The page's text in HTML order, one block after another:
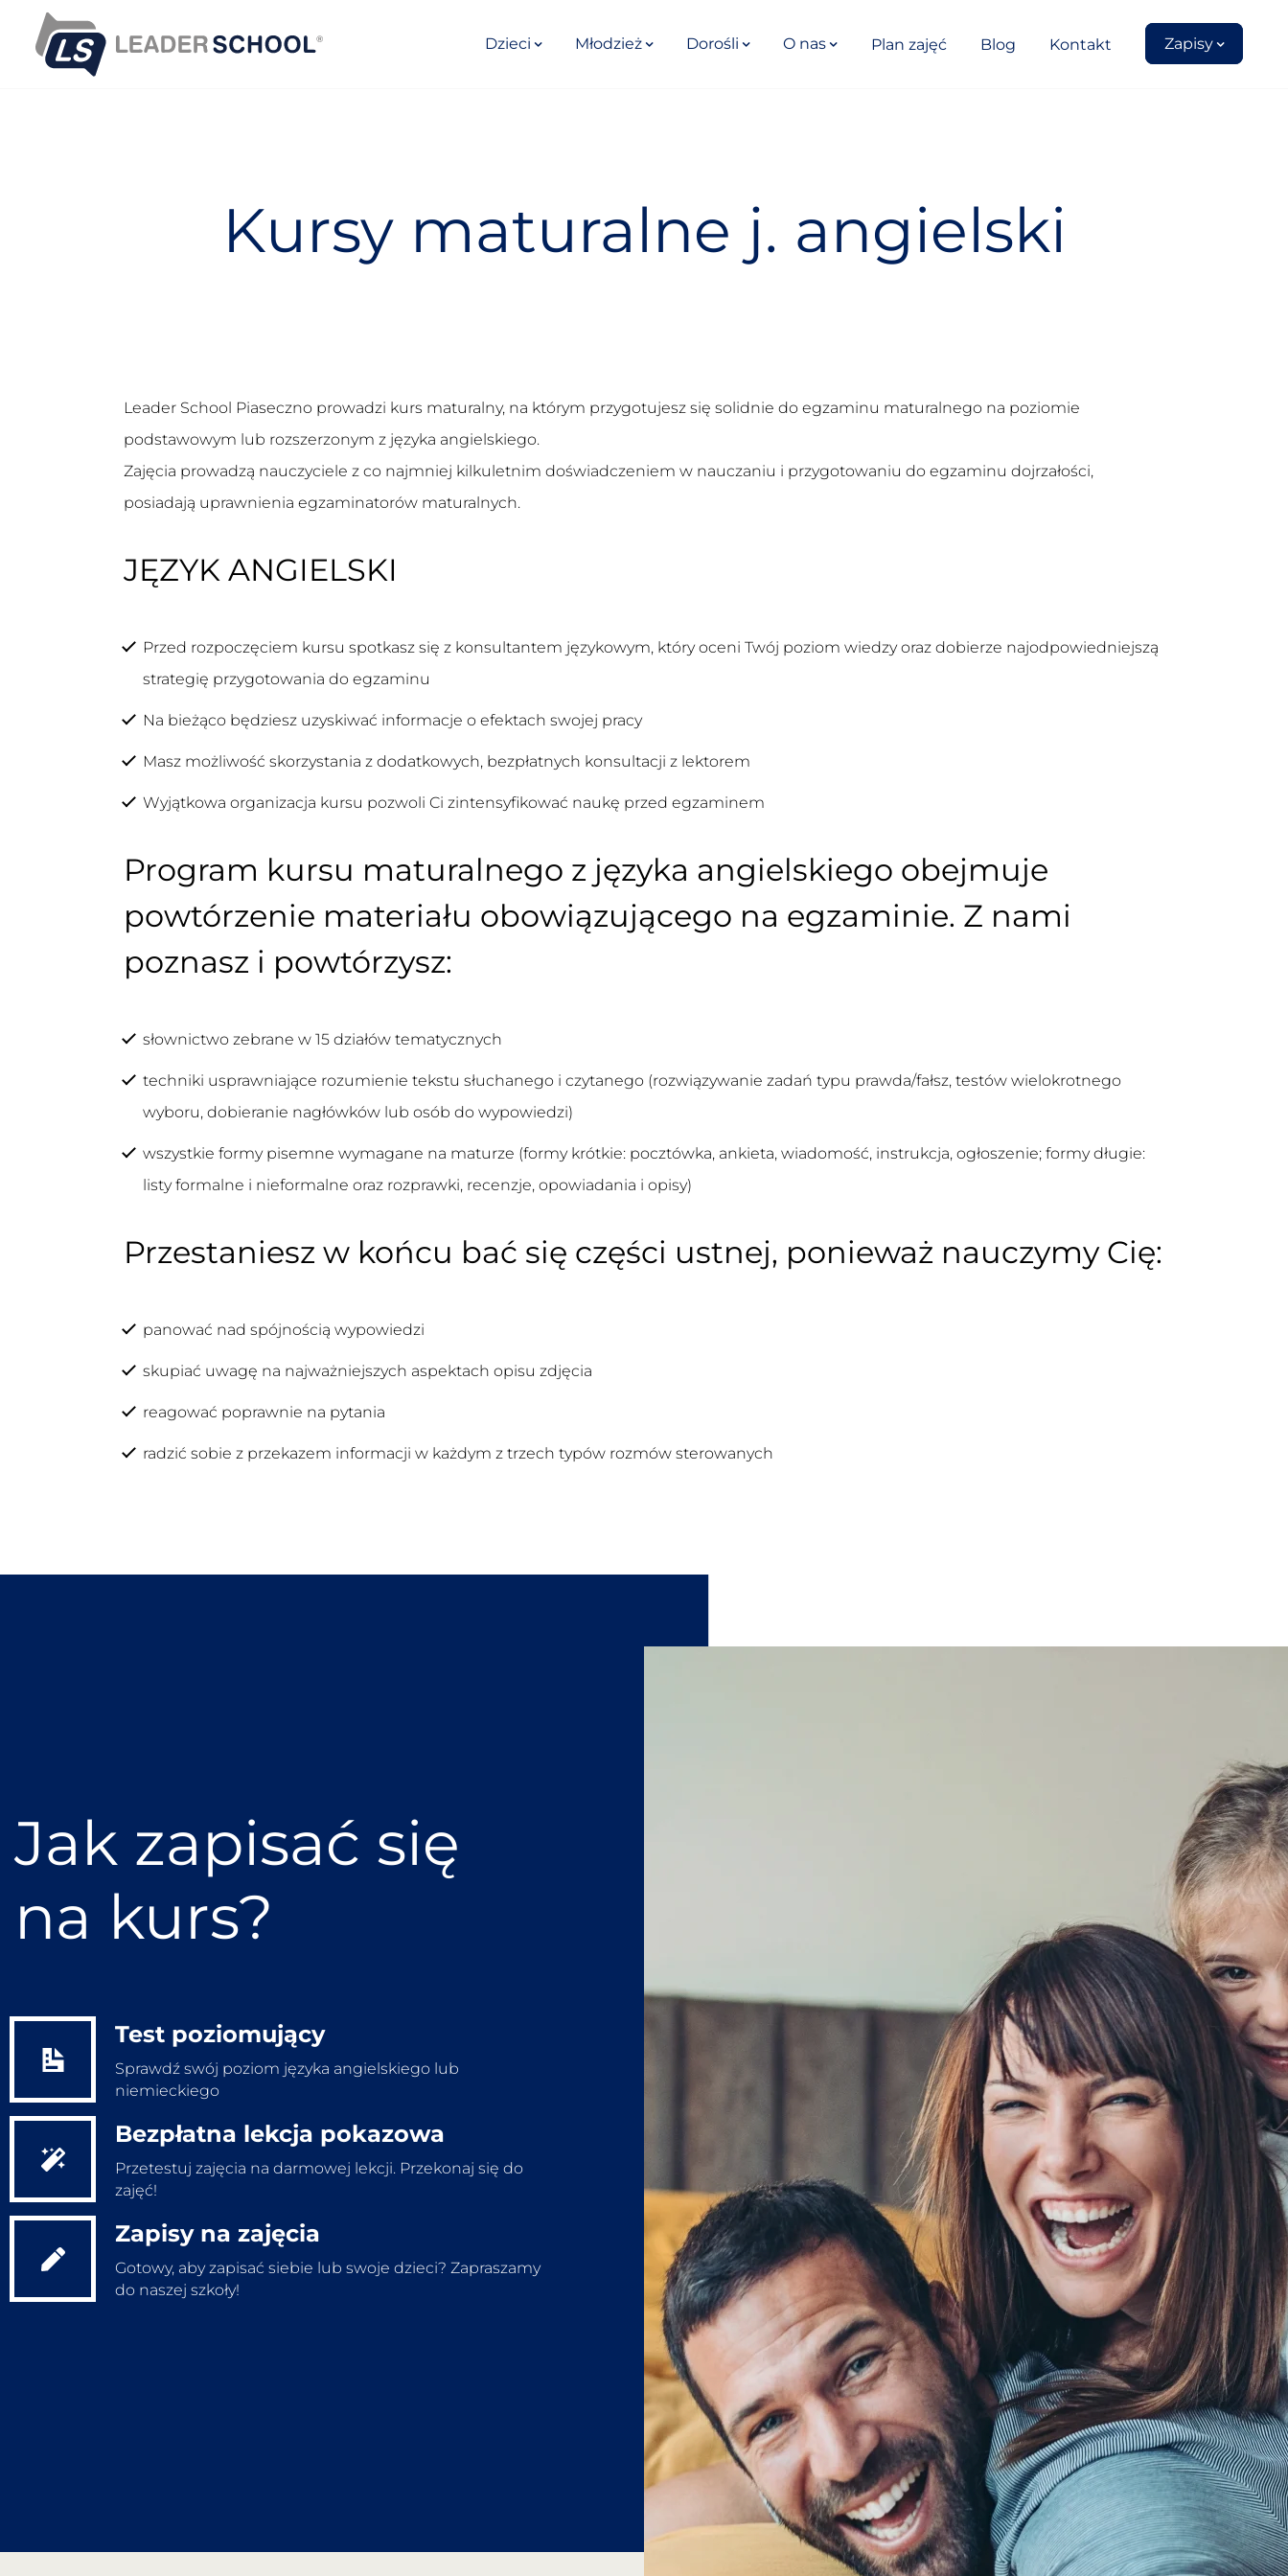
Dzieci Młodzież Dorośli O nas Plan zajęć Blog Kontakt Zapisy
Kursy maturalne j. angielski
Leader School Piaseczno prowadzi kurs maturalny, na którym przygotujesz się solidnie do egzaminu maturalnego na poziomie
podstawowym lub rozszerzonym z języka angielskiego.
Zajęcia prowadzą nauczyciele z co najmniej kilkuletnim doświadczeniem w nauczaniu i przygotowaniu do egzaminu dojrzałości,
posiadają uprawnienia egzaminatorów maturalnych.
JĘZYK ANGIELSKI
Przed rozpoczęciem kursu spotkasz się z konsultantem językowym, który oceni Twój poziom wiedzy oraz dobierze najodpowiedniejszą
strategię przygotowania do egzaminu
Na bieżąco będziesz uzyskiwać informacje o efektach swojej pracy
Masz możliwość skorzystania z dodatkowych, bezpłatnych konsultacji z lektorem
Wyjątkowa organizacja kursu pozwoli Ci zintensyfikować naukę przed egzaminem
Program kursu maturalnego z języka angielskiego obejmuje
powtórzenie materiału obowiązującego na egzaminie. Z nami
poznasz i powtórzysz:
słownictwo zebrane w 15 działów tematycznych
techniki usprawniające rozumienie tekstu słuchanego i czytanego (rozwiązywanie zadań typu prawda/fałsz, testów wielokrotnego
wyboru, dobieranie nagłówków lub osób do wypowiedzi)
wszystkie formy pisemne wymagane na maturze (formy krótkie: pocztówka, ankieta, wiadomość, instrukcja, ogłoszenie; formy długie:
listy formalne i nieformalne oraz rozprawki, recenzje, opowiadania i opisy)
Przestaniesz w końcu bać się części ustnej, ponieważ nauczymy Cię:
panować nad spójnością wypowiedzi
skupiać uwagę na najważniejszych aspektach opisu zdjęcia
reagować poprawnie na pytania
radzić sobie z przekazem informacji w każdym z trzech typów rozmów sterowanych
Jak zapisać się
na kurs?
Test poziomujący
Sprawdź swój poziom języka angielskiego lub
niemieckiego
Wypełnij test
Bezpłatna lekcja pokazowa
Przetestuj zajęcia na darmowej lekcji. Przekonaj się do
zajęć!
Bezpłatna lekcja
Zapisy na zajęcia
Gotowy, aby zapisać siebie lub swoje dzieci? Zapraszamy
do naszej szkoły!